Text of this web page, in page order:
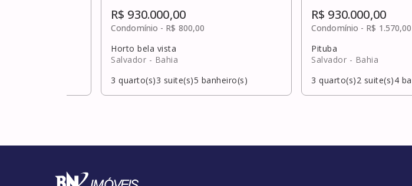
R$ 930.000,00
Condomínio - R$ 800,00
Horto bela vista
Salvador - Bahia
3 quarto(s)3 suite(s)5 banheiro(s)
R$ 930.000,00
Condomínio - R$ 1.570,00
Pituba
Salvador - Bahia
3 quarto(s)2 suite(s)4